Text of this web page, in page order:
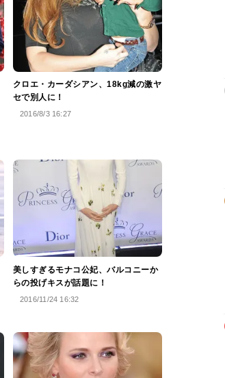
クロエ・カーダシアン、18kg減の激ヤ
セで別人に！
2016/8/3 16:27
美しすぎるモナコ公妃、バルコニーか
らの投げキスが話題に！
2016/11/24 16:32